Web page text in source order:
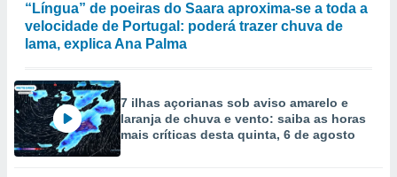
“Língua” de poeiras do Saara aproxima-se a toda a
velocidade de Portugal: poderá trazer chuva de
lama, explica Ana Palma
7 ilhas açorianas sob aviso amarelo e
laranja de chuva e vento: saiba as horas
mais críticas desta quinta, 6 de agosto